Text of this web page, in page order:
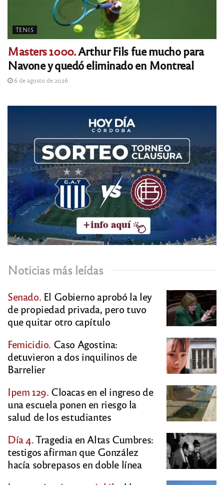
TENIS
Masters 1000.Arthur Fils fue mucho para
Navone y quedó eliminado en Montreal
6 de agosto de 2026
Noticias más leídas
Senado. El Gobierno aprobó la ley
de propiedad privada, pero tuvo
que quitar otro capítulo
Femicidio. Caso Agostina:
detuvieron a dos inquilinos de
Barrelier
Ipem 129. Cloacas en el ingreso de
una escuela ponen en riesgo la
salud de los estudiantes
Día 4.Tragedia en Altas Cumbres:
testigos afirman que González
hacía sobrepasos en doble línea